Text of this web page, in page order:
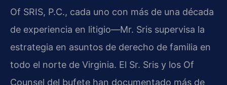
Of SRIS, P.C., cada uno con más de una década
de experiencia en litigio—Mr. Sris supervisa la
estrategia en asuntos de derecho de familia en
todo el norte de Virginia. El Sr. Sris y los Of
Counsel del bufete han documentado más de